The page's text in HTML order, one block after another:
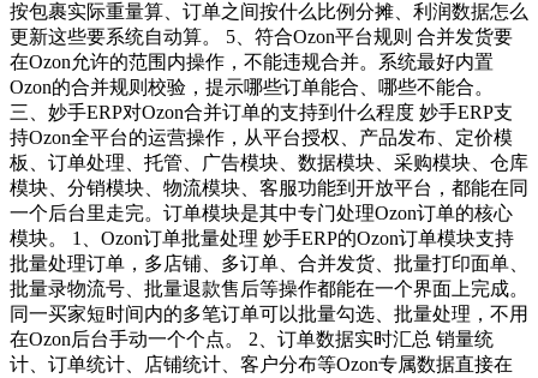
按包裹实际重量算、订单之间按什么比例分摊、利润数据怎么
更新这些要系统自动算。 5、符合Ozon平台规则 合并发货要
在Ozon允许的范围内操作，不能违规合并。系统最好内置
Ozon的合并规则校验，提示哪些订单能合、哪些不能合。
三、妙手ERP对Ozon合并订单的支持到什么程度 妙手ERP支
持Ozon全平台的运营操作，从平台授权、产品发布、定价模
板、订单处理、托管、广告模块、数据模块、采购模块、仓库
模块、分销模块、物流模块、客服功能到开放平台，都能在同
一个后台里走完。订单模块是其中专门处理Ozon订单的核心
模块。 1、Ozon订单批量处理 妙手ERP的Ozon订单模块支持
批量处理订单，多店铺、多订单、合并发货、批量打印面单、
批量录物流号、批量退款售后等操作都能在一个界面上完成。
同一买家短时间内的多笔订单可以批量勾选、批量处理，不用
在Ozon后台手动一个个点。 2、订单数据实时汇总 销量统
计、订单统计、店铺统计、客户分布等Ozon专属数据直接在